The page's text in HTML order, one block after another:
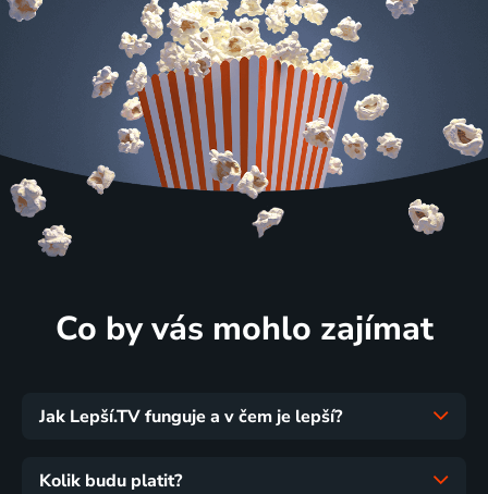
Co by vás mohlo zajímat
Jak Lepší.TV funguje a v čem je lepší?
Kolik budu platit?